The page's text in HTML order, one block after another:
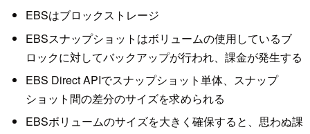
EBSはブロックストレージ
EBSスナップショットはボリュームの使用しているブ
ロックに対してバックアップが行われ、課金が発生する
EBS Direct APIでスナップショット単体、スナップ
ショット間の差分のサイズを求められる
EBSボリュームのサイズを大きく確保すると、思わぬ課